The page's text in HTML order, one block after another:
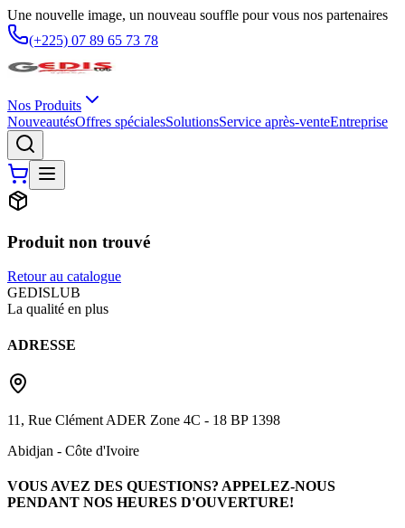
Une nouvelle image, un nouveau souffle pour vous nos partenaires
(+225) 07 89 65 73 78
Nos Produits
NouveautésOffres spécialesSolutionsService après-venteEntreprise
Produit non trouvé
Retour au catalogue
GEDISLUB
La qualité en plus
ADRESSE
11, Rue Clément ADER Zone 4C - 18 BP 1398
Abidjan - Côte d'Ivoire
VOUS AVEZ DES QUESTIONS? APPELEZ-NOUS
PENDANT NOS HEURES D'OUVERTURE!